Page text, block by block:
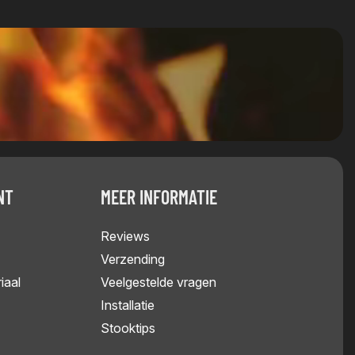
MEER INFORMATIE
Reviews
Verzending
Veelgestelde vragen
Installatie
Stooktips